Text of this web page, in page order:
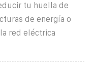
tu huella de
de energía o
red eléctrica